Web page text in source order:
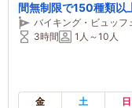
間無制限で150種類以
バイキング・ビュッフ
3時間
1人～10人
金 土 日